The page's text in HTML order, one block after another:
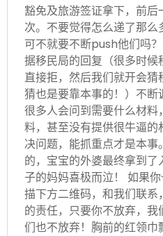
豁免及旅游签证拿下，前后
次。不要觉得怎么递了那
可不就要不断push他们吗
据移民局的回复（很多时
直接拒，然后我们就开会
猜也是要靠本事的！）不
很多人会问到需要什么材
料，甚至没有提供很牛逼
决问题，能抓重点才是本
的，宝宝的外婆最终拿到
子的妈妈喜极而泣！ 如果
描下方二维码，和我们联
的责任，只要你不放弃，
们也不放弃！胸前的红领巾